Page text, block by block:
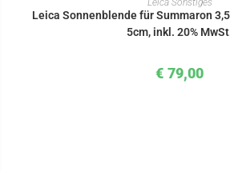
Leica Sonstiges
Leica Sonnenblende für Summaron
5cm, inkl. 20%
€ 79,00